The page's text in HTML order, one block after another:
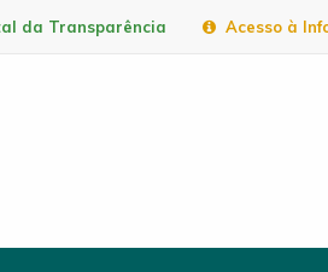
Acesso à
da Transparência